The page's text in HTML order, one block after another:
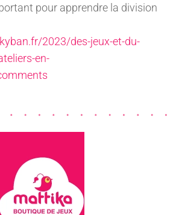
pour apprendre la division
2023/des-jeux-et-du-
en-